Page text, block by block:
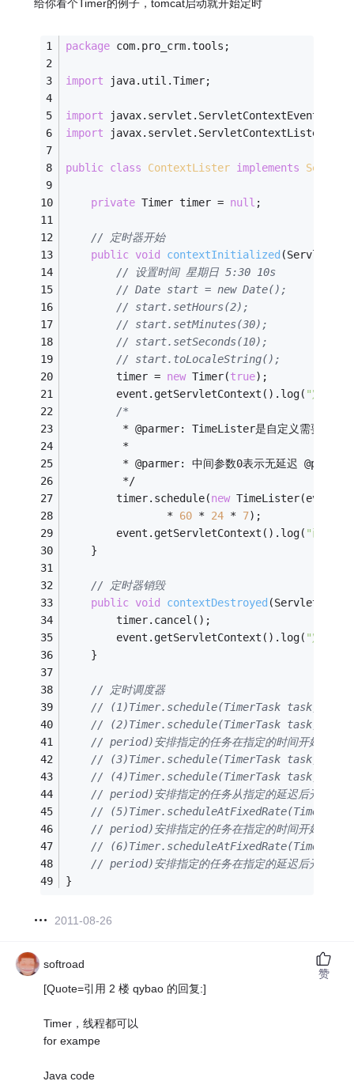
给你看个Timer的例子，tomcat启动就开始定时
package com.pro_crm.tools;
import java.util.Timer;
import javax.servlet.ServletContextEvent;
import javax.servlet.ServletContextListener;
public class ContextLister implements
private Timer timer = null ;
// 定时器开始
public void contextInitialized
// 设置时间 星期日 5:30 10s
// Date start = new Date();
// start.setHours(2);
// start.setMinutes(30);
// start.setSeconds(10);
// start.toLocaleString();
		timer =
new Timer(true);
		event.getServletContext().log(
"定时器
/*
* @parmer: TimeLister是自定义需要被调
		 *
* @parmer: 中间参数0表示无延迟
		 */
		timer.schedule(
new
				*
60 * 24 * 7);
		event.getServletContext().log(
"已经将
	}
// 定时器销毁
public void contextDestroyed
		timer.cancel();
		event.getServletContext().log(
"定时器
	}
// 定时调度器
// (1)Timer.schedule(TimerTask task,Date
// (2)Timer.schedule(TimerTask
// period)安排指定的任务在指定的时间开始进行重
// (3)Timer.schedule(TimerTask task,long
// (4)Timer.schedule(TimerTask task,long
// period)安排指定的任务从指定的延迟后开始进行
//
// period)安排指定的任务在指定的时间开始进行重
//
// period)安排指定的任务在指定的延迟后开始进行
}
2011-08-26
softroad
[Quote=引用 2 楼 qybao 的回复:]
Timer，线程都可以
for exampe
Java code
赞